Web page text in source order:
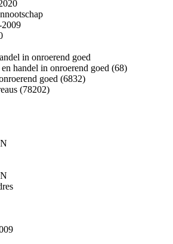
in onroerend goed
handel in onroerend goed (68)
goed (6832)
(78202)